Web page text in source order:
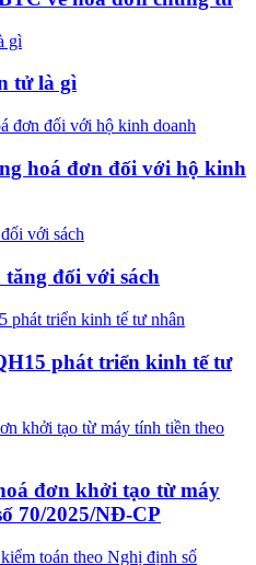
tử là gì
hoá đơn đối với hộ kinh
đối với sách
phát triển kinh tế tư
đơn khởi tạo từ máy
70/2025/NĐ-CP